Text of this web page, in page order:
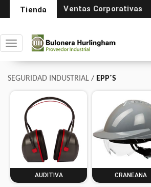
Tienda Ventas Corporativas
Toggle navigation
SEGURIDAD INDUSTRIAL / EPP´S
AUDITIVA CRANEANA